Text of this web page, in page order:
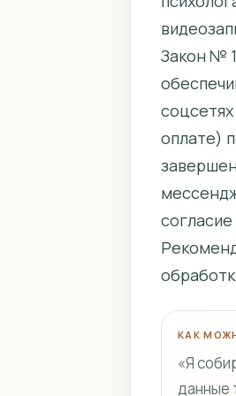
Закон №
оплате)
КАК
«Я
данные